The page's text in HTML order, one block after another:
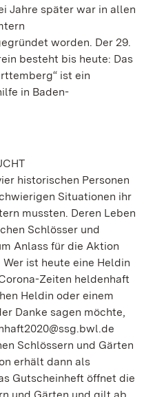
Jahre später war in allen
worden. Der 29.
besteht bis heute: Das
ist ein
in Baden-
historischen Personen
Situationen ihr
mussten. Deren Leben
Schlösser und
Anlass für die Aktion
ist heute eine Heldin
Zeiten heldenhaft
Heldin oder einem
Danke sagen möchte,
Schlössern und Gärten
erhält dann als
Gutscheinheft öffnet die